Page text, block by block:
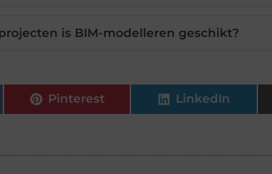
is BIM-modelleren geschikt?
Pinterest LinkedIn